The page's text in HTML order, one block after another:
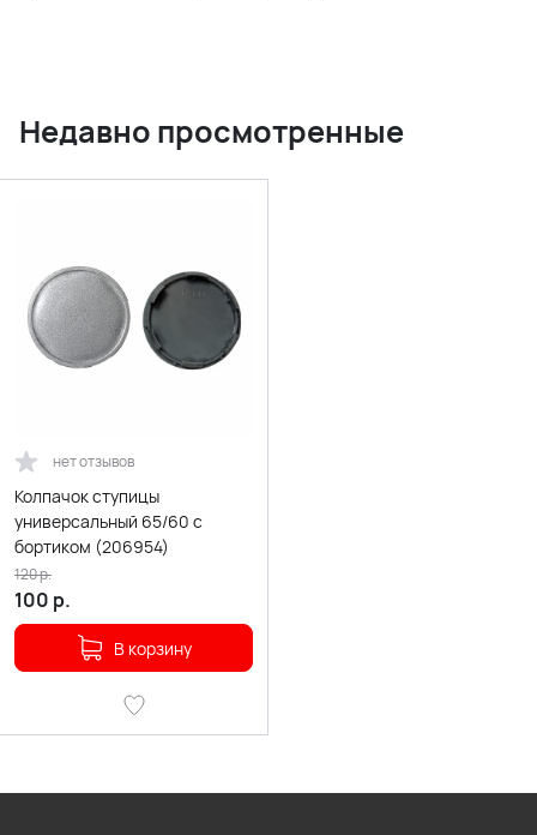
Недавно просмотренные
нет отзывов
Колпачок ступицы
универсальный 65/60 с
бортиком (206954)
100 р.
120р.
В корзину